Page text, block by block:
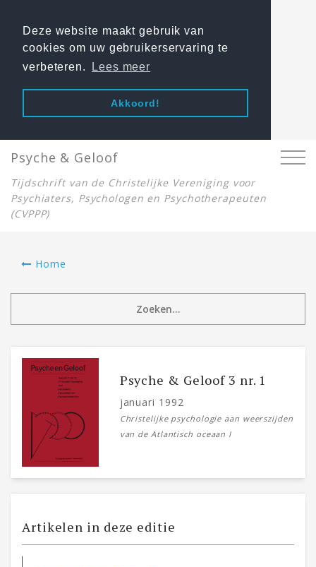
Deze website maakt gebruik van
cookies om uw gebruikerservaring te
verbeteren.
Lees meer
Akkoord!
Psyche & Geloof
Tijdschrift van de Christelijke Vereniging voor
Psychiaters, Psychologen en Psychotherapeuten
(CVPPP)
Home
Psyche & Geloof 3 nr. 1
januari 1992
Christelijke psychologie aan weerszijden
van de Atlantisch oceaan I
Artikelen in deze editie